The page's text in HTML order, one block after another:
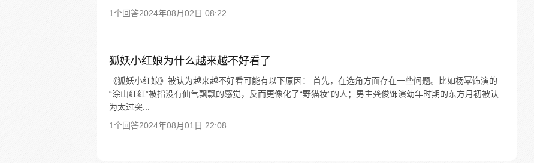
1个回答2024年08月02日 08:22
狐妖小红娘为什么越来越不好看了
《狐妖小红娘》被认为越来越不好看可能有以下原因： 首先，在选角方面存在一些问题。比如杨幂饰演的
“涂山红红”被指没有仙气飘飘的感觉，反而更像化了“野猫妆”的人；男主龚俊饰演幼年时期的东方月初被认
为太过突...
1个回答2024年08月01日 22:08